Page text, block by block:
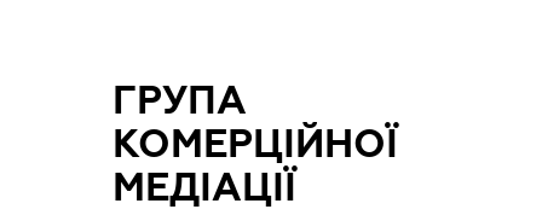
ГРУПА
КОМЕРЦІЙНОЇ
МЕДІАЦІЇ